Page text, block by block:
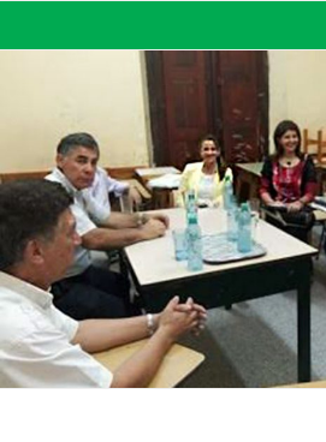
MINISTERIO DE
DE CORRIENTES